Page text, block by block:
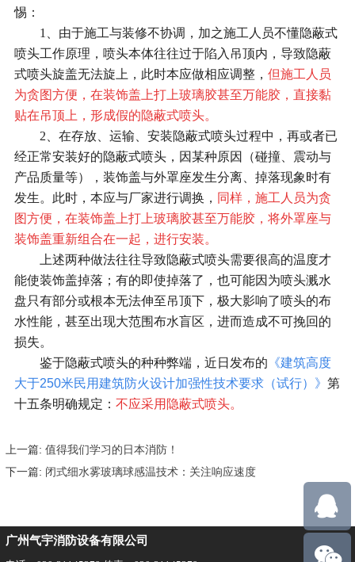
惕：
1、由于施工与装修不协调，加之施工人员不懂隐蔽式
喷头工作原理，喷头本体往往过于陷入吊顶内，导致隐蔽
式喷头旋盖无法旋上，此时本应做相应调整， 但施工人员
为贪图方便，在装饰盖上打上玻璃胶甚至万能胶，直接黏
贴在吊顶上，形成假的隐蔽式喷头。
2、在存放、运输、安装隐蔽式喷头过程中，再或者已
经正常安装好的隐蔽式喷头，因某种原因（碰撞、震动与
产品质量等），装饰盖与外罩座发生分离、掉落现象时有
发生。此时，本应与厂家进行调换， 同样，施工人员为贪
图方便，在装饰盖上打上玻璃胶甚至万能胶，将外罩座与
装饰盖重新组合在一起，进行安装。
上述两种做法往往导致隐蔽式喷头需要很高的温度才
能使装饰盖掉落；有的即使掉落了，也可能因为喷头溅水
盘只有部分或根本无法伸至吊顶下，极大影响了喷头的布
水性能，甚至出现大范围布水盲区，进而造成不可挽回的
损失。
鉴于隐蔽式喷头的种种弊端，近日发布的 《建筑高度
大于250米民用建筑防火设计加强性技术要求（试行）》 第
十五条明确规定： 不应采用隐蔽式喷头。
上一篇: 值得我们学习的日本消防！
下一篇: 闭式细水雾玻璃球感温技术：关注响应速度
广州气宇消防设备有限公司